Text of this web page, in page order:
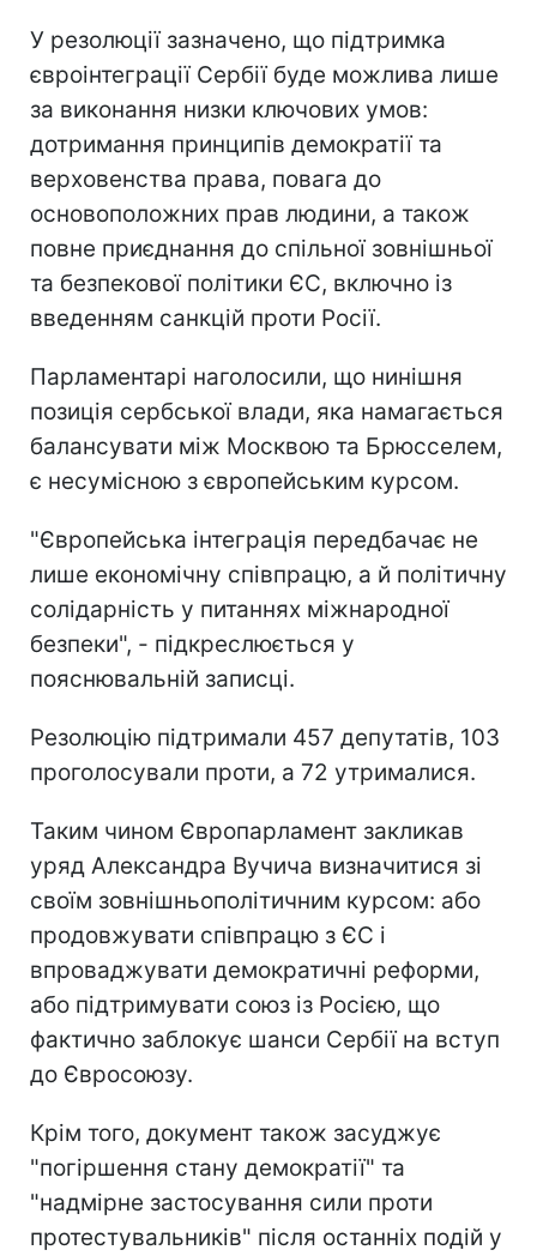
У резолюції зазначено, що підтримка
євроінтеграції Сербії буде можлива лише
за виконання низки ключових умов:
дотримання принципів демократії та
верховенства права, повага до
основоположних прав людини, а також
повне приєднання до спільної зовнішньої
та безпекової політики ЄС, включно із
введенням санкцій проти Росії.
Парламентарі наголосили, що нинішня
позиція сербської влади, яка намагається
балансувати між Москвою та Брюсселем,
є несумісною з європейським курсом.
"Європейська інтеграція передбачає не
лише економічну співпрацю, а й політичну
солідарність у питаннях міжнародної
безпеки", - підкреслюється у
пояснювальній записці.
Резолюцію підтримали 457 депутатів, 103
проголосували проти, а 72 утрималися.
Таким чином Європарламент закликав
уряд Александра Вучича визначитися зі
своїм зовнішньополітичним курсом: або
продовжувати співпрацю з ЄС і
впроваджувати демократичні реформи,
або підтримувати союз із Росією, що
фактично заблокує шанси Сербії на вступ
до Євросоюзу.
Крім того, документ також засуджує
"погіршення стану демократії" та
"надмірне застосування сили проти
протестувальників" після останніх подій у